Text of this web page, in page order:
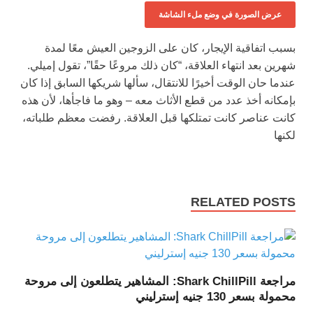
عرض الصورة في وضع ملء الشاشة
بسبب اتفاقية الإيجار، كان على الزوجين العيش معًا لمدة
شهرين بعد انتهاء العلاقة، “كان ذلك مروعًا حقًا”، تقول إميلي.
عندما حان الوقت أخيرًا للانتقال، سألها شريكها السابق إذا كان
بإمكانه أخذ عدد من قطع الأثاث معه – وهو ما فاجأها، لأن هذه
كانت عناصر كانت تمتلكها قبل العلاقة. رفضت معظم طلباته،
لكنها
RELATED POSTS
مراجعة Shark ChillPill: المشاهير يتطلعون إلى مروحة
محمولة بسعر 130 جنيه إسترليني